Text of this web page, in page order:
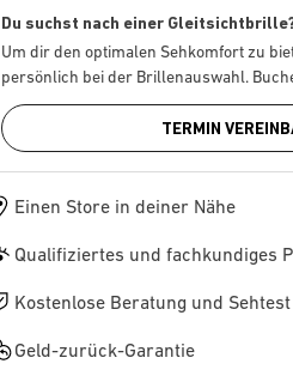
Du suchst nach einer
Um dir den optimalen Sehkomfort zu
persönlich bei der Brillenauswahl.
TERMIN
Einen Store in deiner Nähe
Qualifiziertes und fachkundiges
Kostenlose Beratung und Sehtest
Geld-zurück-Garantie